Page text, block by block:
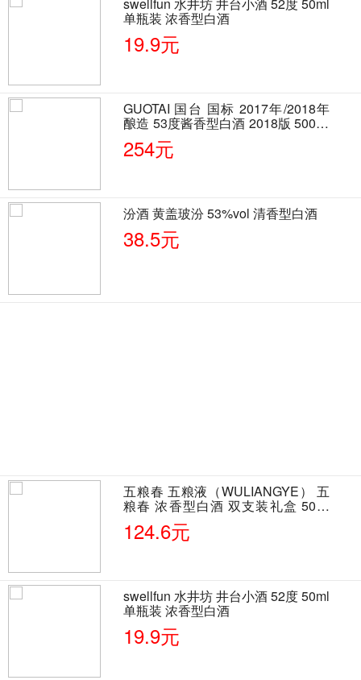
swellfun 水井坊 井台小酒 52度 50ml
单瓶装 浓香型白酒
19.9元
GUOTAI 国台 国标 2017年/2018年
酿造 53度酱香型白酒 2018版 500ml
单瓶装
254元
汾酒 黄盖玻汾 53%vol 清香型白酒
38.5元
五粮春 五粮液（WULIANGYE） 五
粮春 浓香型白酒 双支装礼盒 50度
500ml*2瓶 含酒具
124.6元
swellfun 水井坊 井台小酒 52度 50ml
单瓶装 浓香型白酒
19.9元